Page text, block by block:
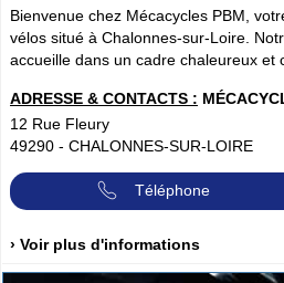
Bienvenue chez Mécacycles PBM,
vélos situé à Chalonnes-sur-Loire.
accueille dans un cadre chaleureux et
ADRESSE & CONTACTS :
12 Rue Fleury
49290 - CHALONNES-SUR-LOIRE
Téléphone
› Voir plus d'informations